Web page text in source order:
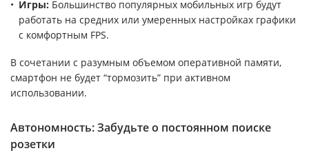
Игры: Большинство популярных мобильных игр будут
работать на средних или умеренных настройках графики
с комфортным FPS.
В сочетании с разумным объемом оперативной памяти,
смартфон не будет “тормозить” при активном
использовании.
Автономность: Забудьте о постоянном поиске
розетки